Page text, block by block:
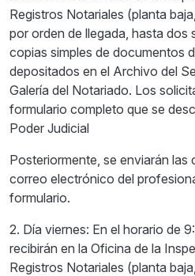
Registros Notariales (planta
por orden de llegada, hasta dos
copias simples de documentos
depositados en el Archivo del
Galería del Notariado. Los
formulario completo que se
Poder Judicial
Posteriormente, se enviarán las
correo electrónico del
formulario.
2. Día viernes: En el horario de
recibirán en la Oficina de la
Registros Notariales (planta